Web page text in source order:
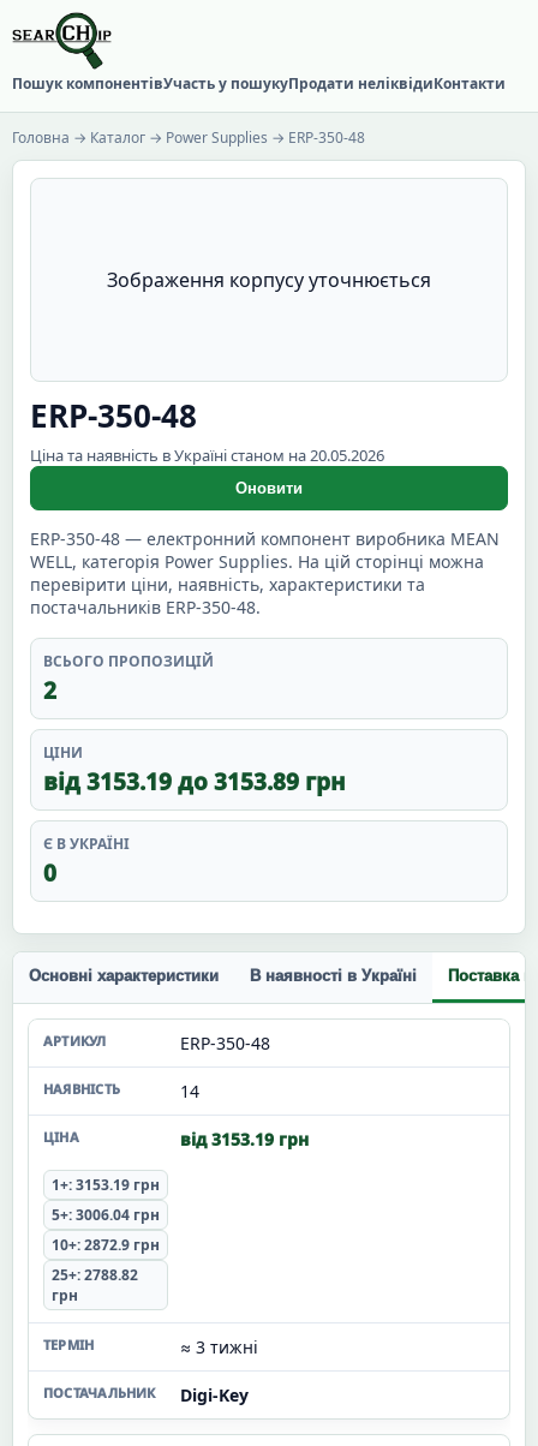
Пошук компонентівУчасть у пошукуПродати неліквідиКонтакти
Головна → Каталог → Power Supplies → ERP-350-48
Зображення корпусу уточнюється
ERP-350-48
Ціна та наявність в Україні станом на 20.05.2026
Оновити
ERP-350-48 — електронний компонент виробника MEAN
WELL, категорія Power Supplies. На цій сторінці можна
перевірити ціни, наявність, характеристики та
постачальників ERP-350-48.
ВСЬОГО ПРОПОЗИЦІЙ
2
ЦІНИ
від 3153.19 до 3153.89 грн
Є В УКРАЇНІ
0
Основні характеристики В наявності в Україні Поставка
ERP-350-48
14
від 3153.19 грн
1+: 3153.19 грн
5+: 3006.04 грн
10+: 2872.9 грн
25+: 2788.82
грн
≈ 3 тижні
Digi-Key